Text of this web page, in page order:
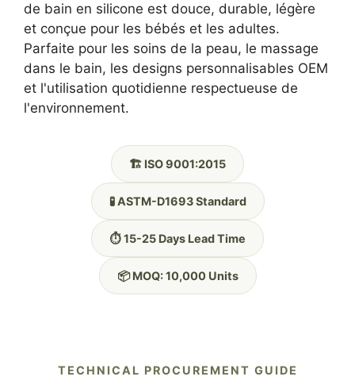
de bain en silicone est douce, durable, légère
et conçue pour les bébés et les adultes.
Parfaite pour les soins de la peau, le massage
dans le bain, les designs personnalisables OEM
et l'utilisation quotidienne respectueuse de
l'environnement.
🏗️ ISO 9001:2015
🧪 ASTM-D1693 Standard
⏱️ 15-25 Days Lead Time
📦 MOQ: 10,000 Units
TECHNICAL PROCUREMENT GUIDE